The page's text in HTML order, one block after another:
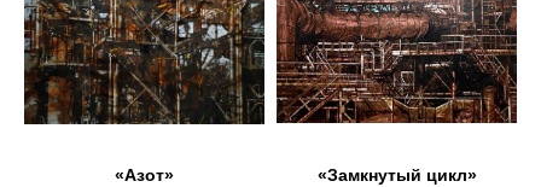
«Азот» «Замкнутый цикл»